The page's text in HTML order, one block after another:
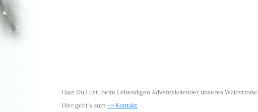
Hast Du Lust, beim Lebendigen Adventskalender unseres
Hier geht’s zum –> Kontakt